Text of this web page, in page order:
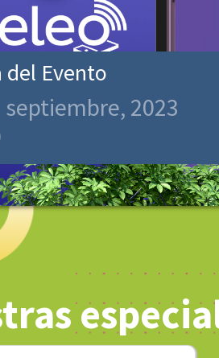
del Evento
septiembre, 2023